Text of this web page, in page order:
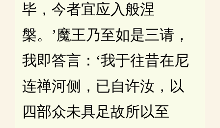
毕，今者宜应入般涅
槃。’魔王乃至如是三请，
我即答言：‘我于往昔在尼
连禅河侧，已自许汝，以
四部众未具足故所以至